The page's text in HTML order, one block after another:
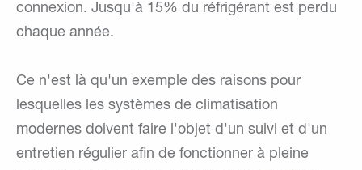
connexion. Jusqu'à 15% du réfrigérant est perdu
chaque année.
Ce n'est là qu'un exemple des raisons pour
lesquelles les systèmes de climatisation
modernes doivent faire l'objet d'un suivi et d'un
entretien régulier afin de fonctionner à pleine